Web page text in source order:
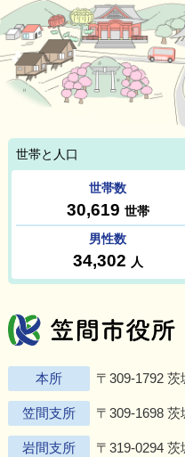
本所 〒309-1792
笠間支所 〒309-1698
岩間支所 〒319-0294